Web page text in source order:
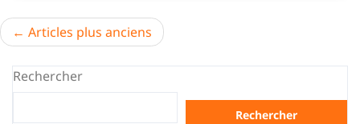
Navigation
des
articles
Articles plus anciens
Rechercher
Rechercher